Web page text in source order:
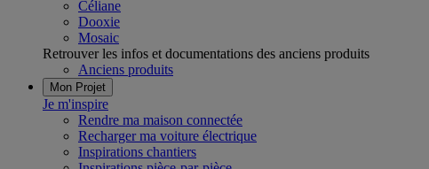
Céliane
Dooxie
Mosaic
Retrouver les infos et documentations des anciens produits
Anciens produits
Mon Projet
Je m'inspire
Rendre ma maison connectée
Recharger ma voiture électrique
Inspirations chantiers